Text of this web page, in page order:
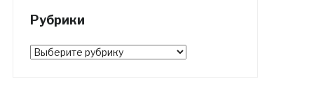
Рубрики
Рубрики